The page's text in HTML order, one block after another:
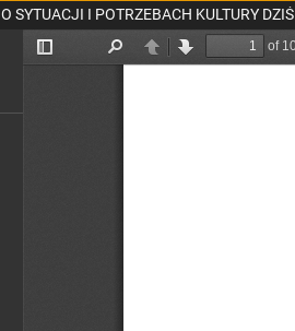
O SYTUACJI I POTRZEBACH KULTURY DZIŚ